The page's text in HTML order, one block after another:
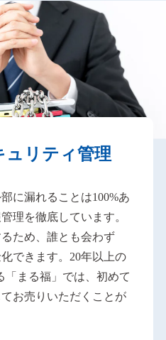
ュリティ管理
に漏れることは100%あ
理を徹底しています。
ため、誰とも会わず
できます。20年以上の
まる福」では、初めて
お売りいただくことが